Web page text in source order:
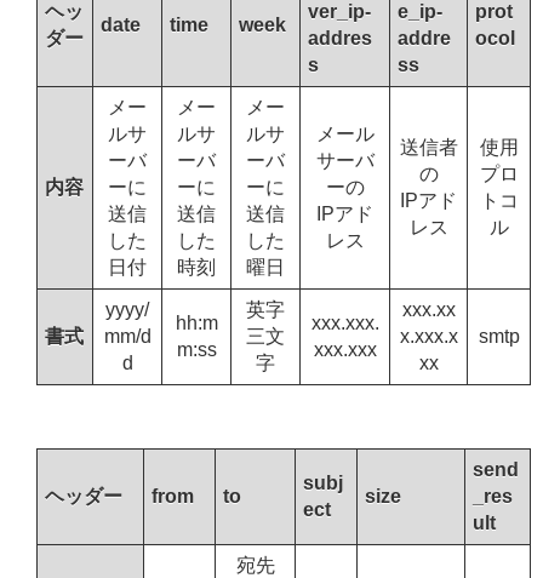
ヘッ
ダー
date time week
ver_ip-
addres
s
e_ip-
addre
ss
prot
ocol
内容
メー
ルサ
ーバ
ーに
送信
した
日付
メー
ルサ
ーバ
ーに
送信
した
時刻
メー
ルサ
ーバ
ーに
送信
した
曜日
メール
サーバ
ーの
IPアド
レス
送信者
の
IPアド
レス
使用
プロ
トコ
ル
書式
yyyy/
mm/d
d
hh:m
m:ss
英字
三文
字
xxx.xxx.
xxx.xxx
xxx.xx
x.xxx.x
xx
smtp
ヘッダー from to
subj
ect
size
send
_res
ult
宛先